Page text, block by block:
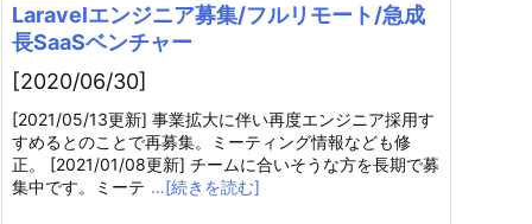
Laravelエンジニア募集/フルリモート/急成
長SaaSベンチャー
[2020/06/30]
[2021/05/13更新] 事業拡大に伴い再度エンジニア採用す
すめるとのことで再募集。ミーティング情報なども修
正。 [2021/01/08更新] チームに合いそうな方を長期で募
集中です。ミーテ …[続きを読む]